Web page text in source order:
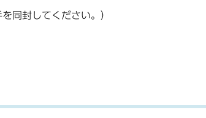
同封してください。）